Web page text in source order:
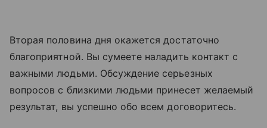
Вторая половина дня окажется достаточно
благоприятной. Вы сумеете наладить контакт с
важными людьми. Обсуждение серьезных
вопросов с близкими людьми принесет желаемый
результат, вы успешно обо всем договоритесь.